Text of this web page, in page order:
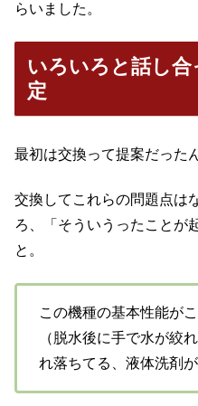
らいました。
いろいろと話し
定
最初は交換って提案だった
交換してこれらの問題点は
ろ、「そういうったことが
と。
この機種の基本性能が
（脱水後に手で水が絞
れ落ちてる、液体洗剤